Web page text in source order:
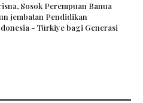
Sosok Perempuan Banua
jembatan Pendidikan
- Türkiye bagi Generasi